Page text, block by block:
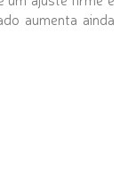
aumenta ainda